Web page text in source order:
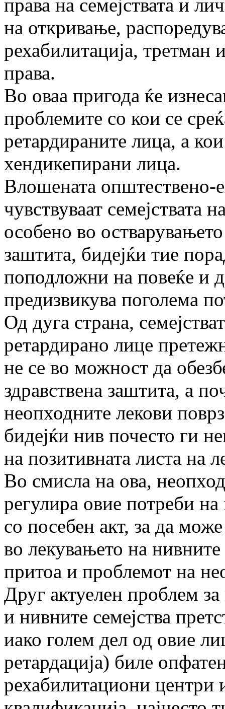
права на семејствата и
на откривање,
рехабилитација, третман
права.
Во оваа пригода ќе
проблемите со кои се
ретардираните лица, а
хендикепирани лица.
Влошената општествено-
чувствуваат семејствата
особено во
заштита, бидејќи тие
поподложни на повеќе и
предизвикува поголема
Од дуга страна,
ретардирано лице
не се во можност да
здравствена заштита, а
неопходните лекови
бидејќи нив почесто ги
на позитивната листа на
Во смисла на ова,
регулира овие потреби
со посебен акт, за да
во лекувањето на
притоа и проблемот на
Друг актуелен проблем
и нивните семејства
иако голем дел од овие
ретардација) биле
рехабилитациони центри